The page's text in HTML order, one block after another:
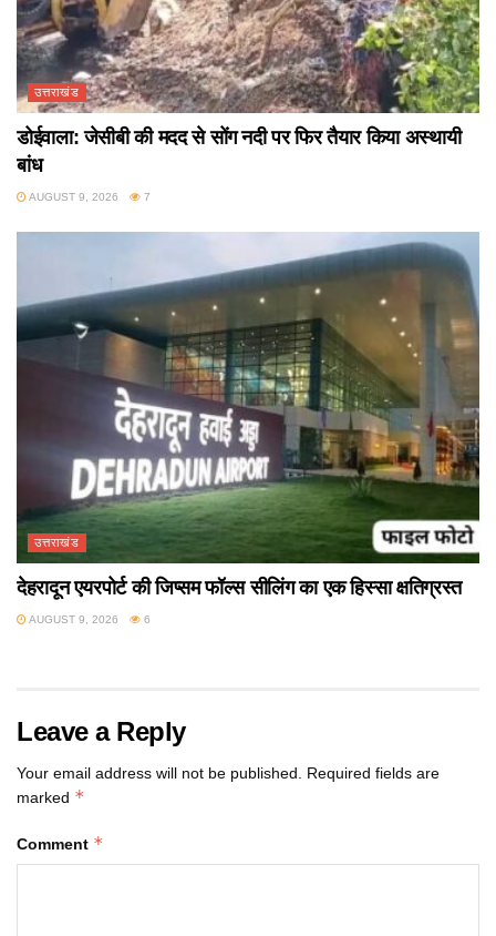
उत्तराखंड
डोईवाला: जेसीबी की मदद से सोंग नदी पर फिर तैयार किया अस्थायी
बांध
AUGUST 9, 2026 7
उत्तराखंड
देहरादून एयरपोर्ट की जिप्सम फॉल्स सीलिंग का एक हिस्सा क्षतिग्रस्त
AUGUST 9, 2026 6
Leave a Reply
Your email address will not be published. Required fields are
marked *
Comment *